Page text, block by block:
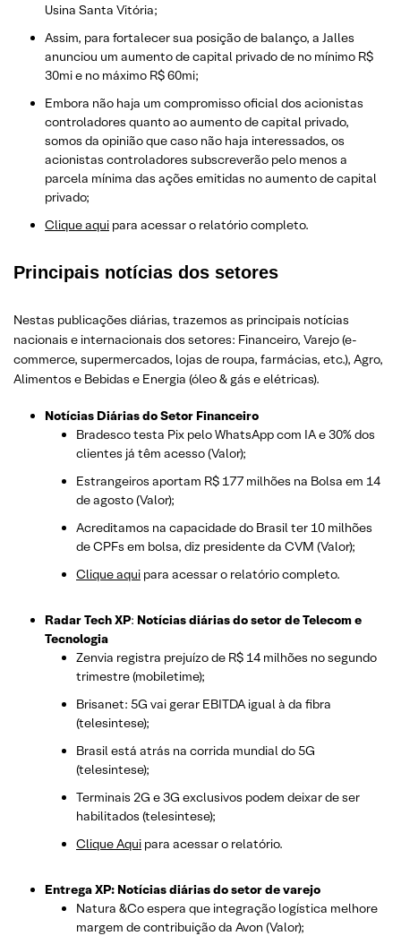
Usina Santa Vitória;
Assim, para fortalecer sua posição de balanço, a Jalles
anunciou um aumento de capital privado de no mínimo R$
30mi e no máximo R$ 60mi;
Embora não haja um compromisso oficial dos acionistas
controladores quanto ao aumento de capital privado,
somos da opinião que caso não haja interessados, os
acionistas controladores subscreverão pelo menos a
parcela mínima das ações emitidas no aumento de capital
privado;
Clique aqui para acessar o relatório completo.
Principais notícias dos setores
Nestas publicações diárias, trazemos as principais notícias
nacionais e internacionais dos setores: Financeiro, Varejo(e-
commerce, supermercados, lojas de roupa, farmácias, etc.), Agro,
Alimentos e Bebidas e Energia (óleo & gás e elétricas).
Notícias Diárias do Setor Financeiro
Bradesco testa Pix pelo WhatsApp com IA e 30% dos
clientes já têm acesso (Valor);
Estrangeiros aportam R$ 177 milhões na Bolsa em 14
de agosto (Valor);
Acreditamos na capacidade do Brasil ter 10 milhões
de CPFs em bolsa, diz presidente da CVM (Valor);
Clique aqui para acessar o relatório completo.
Radar Tech XP: Notícias diárias do setor de Telecom e
Tecnologia
Zenvia registra prejuízo de R$ 14 milhões no segundo
trimestre (mobiletime);
Brisanet: 5G vai gerar EBITDA igual à da fibra
(telesintese);
Brasil está atrás na corrida mundial do 5G
(telesintese);
Terminais 2G e 3G exclusivos podem deixar de ser
habilitados (telesintese);
Clique Aqui para acessar o relatório.
Entrega XP: Notícias diárias do setor de varejo
Natura &Co espera que integração logística melhore
margem de contribuição da Avon (Valor);